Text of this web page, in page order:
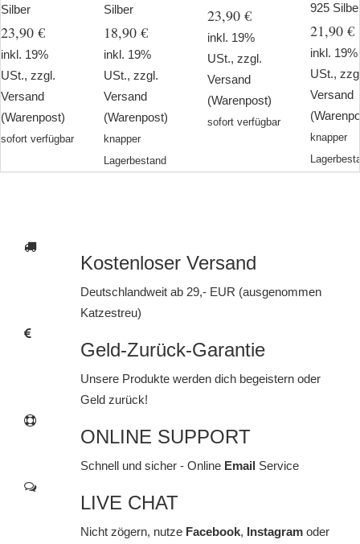
Silber
23,90 €
inkl. 19%
USt., zzgl.
Versand
(Warenpost)
sofort verfügbar
Silber
18,90 €
inkl. 19%
USt., zzgl.
Versand
(Warenpost)
knapper
Lagerbestand
23,90 €
inkl. 19%
USt., zzgl.
Versand
(Warenpost)
sofort verfügbar
925
21,90 €
inkl. 19%
USt.,
Versand
knapper
Kostenloser Versand
Deutschlandweit ab 29,- EUR (ausgenommen
Katzestreu)
Geld-Zurück-Garantie
Unsere Produkte werden dich begeistern oder
Geld zurück!
ONLINE SUPPORT
Schnell und sicher - Online Email Service
LIVE CHAT
Nicht zögern, nutze Facebook, Instagram oder